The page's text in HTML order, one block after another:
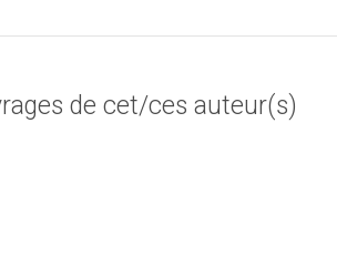
de cet/ces auteur(s)